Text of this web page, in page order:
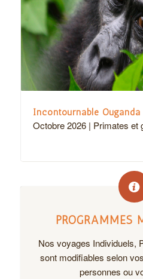
Incontournable Ouganda
Octobre 2026 | Primates et
PROGRAMMES
Nos voyages Individuels,
sont modifiables selon
personnes ou